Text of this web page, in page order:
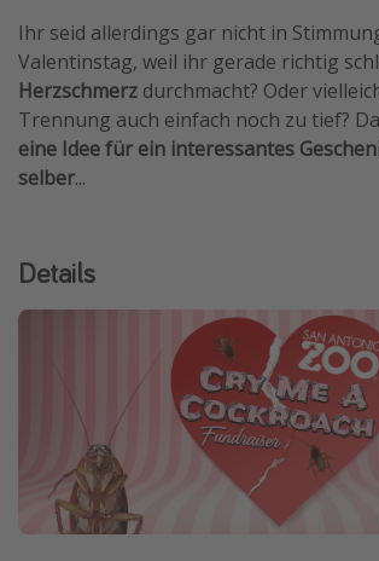
Hotels in Amsterdam
Hotels am Achensee
Weitere Themen
Rundreisen in Thailand
Bahnreisen in der Schweiz
Reisepassfreie Reiseziele
Travel Know How
Silvesterreisen
Last Minute Urlaub Mallorca
Last Minute Urlaub Deutschland
Ihr seid allerdings gar nicht in
Valentinstag, weil ihr gerade richtig
Herzschmerz durchmacht? Oder
Trennung auch einfach noch zu tief?
eine Idee für ein interessantes
selber...
Details